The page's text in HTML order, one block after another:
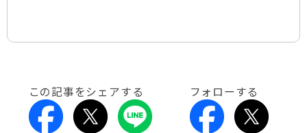
この記事をシェアする フォローする